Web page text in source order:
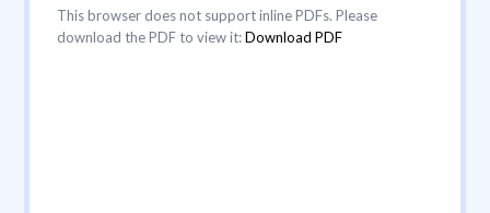
This browser does not support inline PDFs. Please
download the PDF to view it:Download PDF